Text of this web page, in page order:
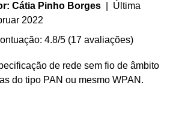
Cátia Pinho Borges | Última
2022
4.8/5 (17 avaliações)
de rede sem fio de âmbito
do tipo PAN ou mesmo WPAN.